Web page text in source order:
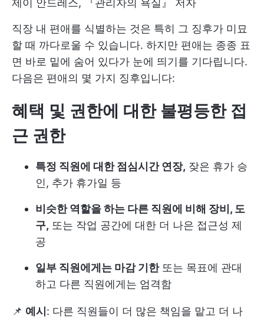
제이 안드레스, 『관리자의 욕실』 저자
직장 내 편애를 식별하는 것은 특히 그 징후가 미묘
할 때 까다로울 수 있습니다. 하지만 편애는 종종 표
면 바로 밑에 숨어 있다가 눈에 띄기를 기다립니다.
다음은 편애의 몇 가지 징후입니다:
혜택 및 권한에 대한 불평등한 접
근 권한
특정 직원에 대한 점심시간 연장, 잦은 휴가 승
인, 추가 휴가일 등
비슷한 역할을 하는 다른 직원에 비해 장비, 도
구, 또는 작업 공간에 대한 더 나은 접근성 제
공
일부 직원에게는 마감 기한또는 목표에 관대
하고 다른 직원에게는 엄격함
📌 예시 : 다른 직원들이 더 많은 책임을 맡고 더 나